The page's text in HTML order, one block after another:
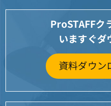
ProSTAFFク
いますぐダ
資料ダウン